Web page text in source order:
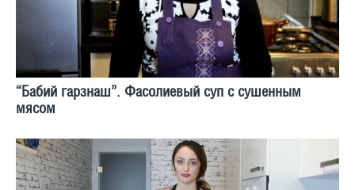
“Бабий гарзнаш”. Фасолиевый суп с сушенным
мясом